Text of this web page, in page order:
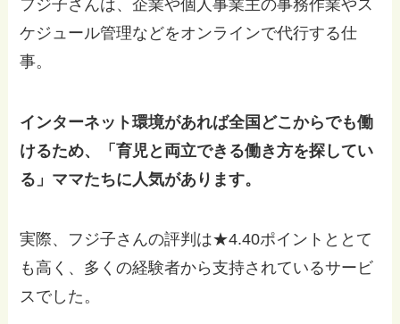
フジ子さんは、企業や個人事業主の事務作業やス
ケジュール管理などをオンラインで代行する仕
事。
インターネット環境があれば全国どこからでも働
けるため、「育児と両立できる働き方を探してい
る」ママたちに人気があります。
実際、フジ子さんの評判は★4.40ポイントととて
も高く、多くの経験者から支持されているサービ
スでした。